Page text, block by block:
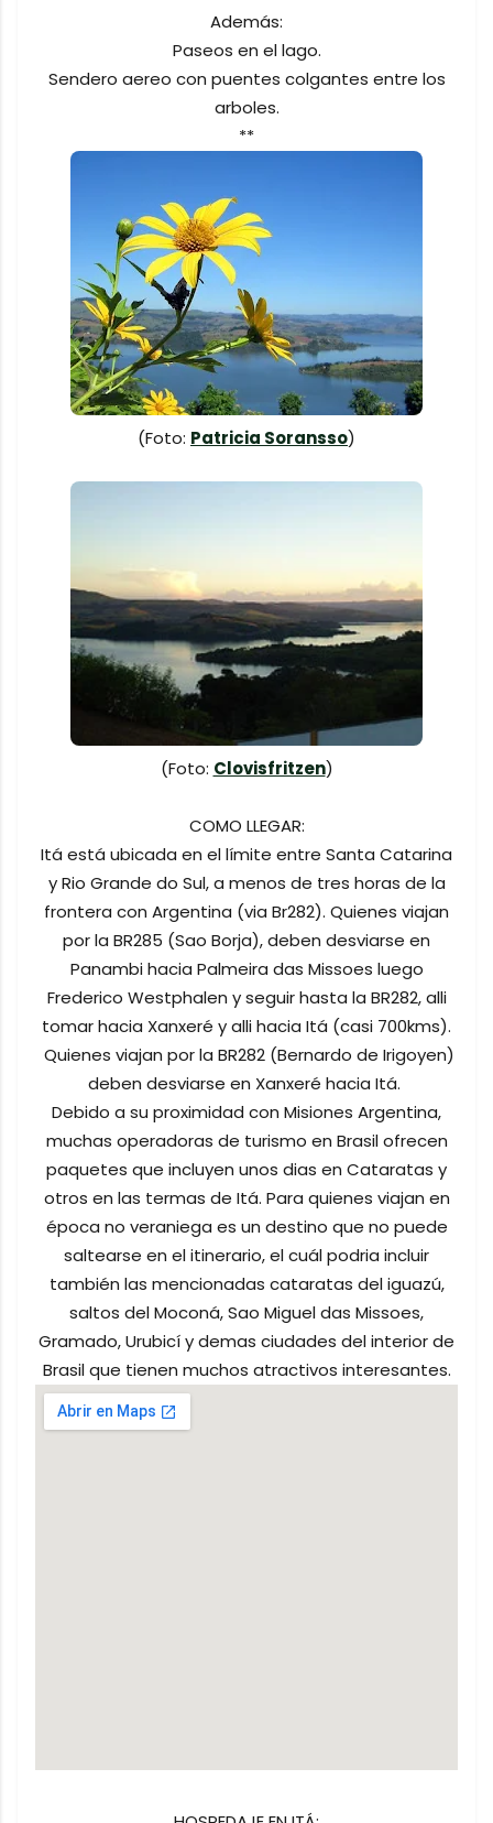
Además:
Paseos en el lago.
Sendero aereo con puentes colgantes entre los
arboles.
**
(Foto: Patricia Soransso)
(Foto: Clovisfritzen)
COMO LLEGAR:
Itá está ubicada en el límite entre Santa Catarina
y Rio Grande do Sul, a menos de tres horas de la
frontera con Argentina (via Br282). Quienes viajan
por la BR285 (Sao Borja), deben desviarse en
Panambi hacia Palmeira das Missoes luego
Frederico Westphalen y seguir hasta la BR282, alli
tomar hacia Xanxeré y alli hacia Itá (casi 700kms).
Quienes viajan por la BR282 (Bernardo de Irigoyen)
deben desviarse en Xanxeré hacia Itá.
Debido a su proximidad con Misiones Argentina,
muchas operadoras de turismo en Brasil ofrecen
paquetes que incluyen unos dias en Cataratas y
otros en las termas de Itá. Para quienes viajan en
época no veraniega es un destino que no puede
saltearse en el itinerario, el cuál podria incluir
también las mencionadas cataratas del iguazú,
saltos del Moconá, Sao Miguel das Missoes,
Gramado, Urubicí y demas ciudades del interior de
Brasil que tienen muchos atractivos interesantes.